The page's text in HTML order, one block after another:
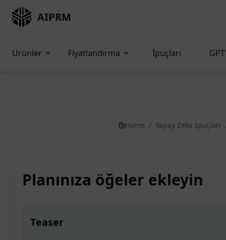
AIPRM
Ürünler Fiyatlandırma İpuçları
Home / Yapay Zeka İpuçları
Planınıza öğeler ekleyin
Teaser